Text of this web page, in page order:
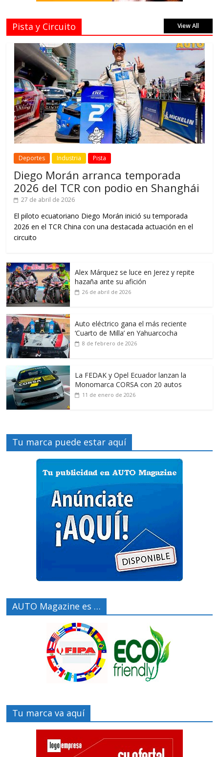
Pista y Circuito View All
Deportes Industria Pista
Diego Morán arranca temporada
2026 del TCR con podio en Shanghái
27 de abril de 2026
El piloto ecuatoriano Diego Morán inició su temporada
2026 en el TCR China con una destacada actuación en el
circuito
Alex Márquez se luce en Jerez y repite
hazaña ante su afición
26 de abril de 2026
Auto eléctrico gana el más reciente
‘Cuarto de Milla’ en Yahuarcocha
8 de febrero de 2026
La FEDAK y Opel Ecuador lanzan la
Monomarca CORSA con 20 autos
11 de enero de 2026
Tu marca puede estar aquí
AUTO Magazine es …
Tu marca va aquí